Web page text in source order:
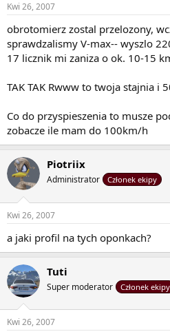
Kwi 26, 2007
obrotomierz zostal przelozony,
sprawdzalismy V-max-- wyszlo
17 licznik mi zaniza o ok. 10-15
TAK TAK Rwww to twoja stajnia i
Co do przyspieszenia to musze
zobacze ile mam do 100km/h
Piotriix
Administrator Członek ekipy
Kwi 26, 2007
a jaki profil na tych oponkach?
Tuti
Super moderator Członek ekipy
Kwi 26, 2007